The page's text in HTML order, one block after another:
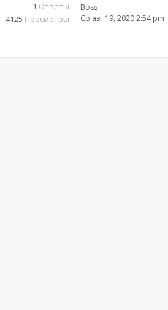
1 Ответы
4125 Просмотры
Boss
Ср авг 19, 2020 2:54 pm